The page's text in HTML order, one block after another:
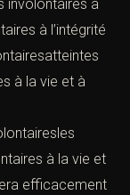
involontaires à
à l’intégrité
à la vie et à
à la vie et
efficacement